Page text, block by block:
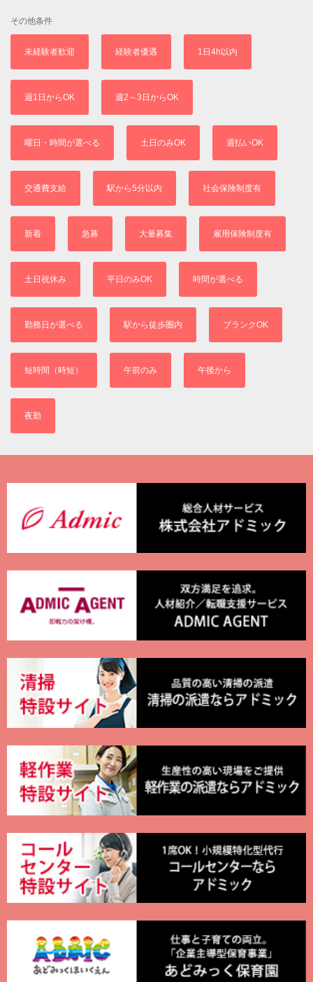
その他条件
未経験者歓迎 経験者優遇 1日4h以内
週1日からOK 週2～3日からOK
曜日・時間が選べる 土日のみOK 週払いOK
交通費支給 駅から5分以内 社会保険制度有
新着 急募 大量募集 雇用保険制度有
土日祝休み 平日のみOK 時間が選べる
勤務日が選べる 駅から徒歩圏内 ブランクOK
短時間（時短） 午前のみ 午後から
夜勤